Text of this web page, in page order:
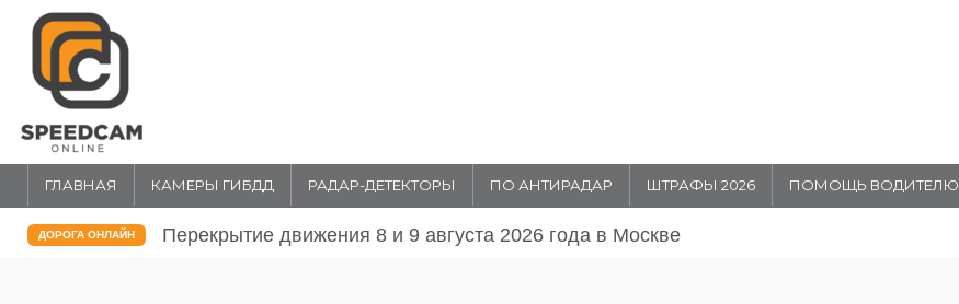
ГЛАВНАЯ КАМЕРЫ ГИБДД РАДАР-ДЕТЕКТОРЫ ПО АНТИРАДАР ШТРАФЫ 2026 ПОМОЩЬ ВОДИТЕЛЮ
ДОРОГА ОНЛАЙН Перекрытие движения 31 июля и 1 августа 20026 года в Москве